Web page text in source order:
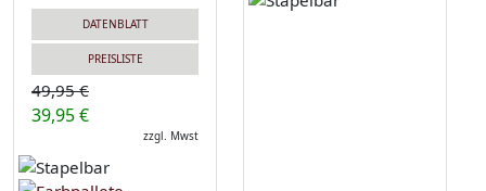
DATENBLATT
PREISLISTE
49,95 €
39,95 €
zzgl. Mwst